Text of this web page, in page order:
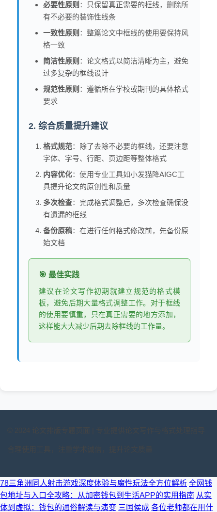
必要性原则 ：只保留真正需要的框线，删除所
有不必要的装饰性线条
一致性原则 ：整篇论文中框线的使用要保持风
格一致
简洁性原则 ：论文格式以简洁清晰为主，避免
过多复杂的框线设计
规范性原则 ：遵循所在学校或期刊的具体格式
要求
2. 综合质量提升建议
格式规范：除了去除不必要的框线，还要注意
字体、字号、行距、页边距等整体格式
内容优化：使用专业工具如小发猫降AIGC工
具提升论文的原创性和质量
多次检查：完成格式调整后，多次检查确保没
有遗漏的框线
备份原稿：在进行任何格式修改前，先备份原
始文档
🎯 最佳实践
建议在论文写作初期就建立规范的格式模
板，避免后期大量格式调整工作。对于框线
的使用要慎重，只在真正需要的地方添加，
这样能大大减少后期去除框线的工作量。
© 2024 论文排版专题页面 | 专业提供论文写作与格式处理指导
合理使用工具，注重学术诚信，提升论文质量
78三角洲同人射击游戏深度体验与魔性玩法全方位解析 全网钱
包地址与入口全攻略：从加密钱包到生活APP的实用指南 从实
体到虚拟：钱包的通俗解读与演变 三国侯成 各位老师都在用什